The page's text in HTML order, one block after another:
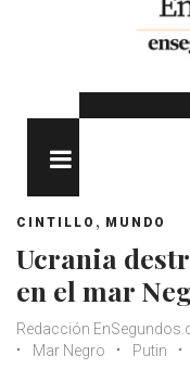
CINTILLO , MUNDO
Ucrania
en el mar
Redacción
Mar Negro
Putin